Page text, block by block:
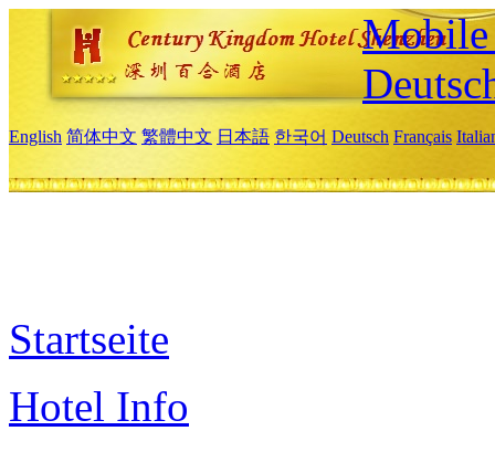
Mobile
English 简体中文 繁體中文 日本語 한국어 Deutsch Français
Startseite
Hotel Info